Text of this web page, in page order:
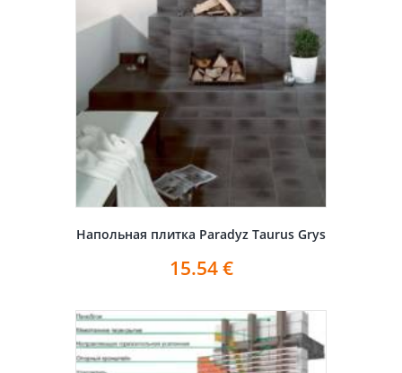
Напольная плитка Paradyz Taurus Grys
15.54€